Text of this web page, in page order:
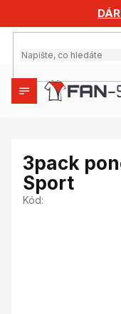
obsah
3pack
Sport
Kód: